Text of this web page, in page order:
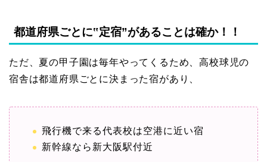
都道府県ごとに‟定宿”があることは確か！！
ただ、夏の甲子園は毎年やってくるため、高校球児の
宿舎は都道府県ごとに決まった宿があり、
飛行機で来る代表校は空港に近い宿
新幹線なら新大阪駅付近